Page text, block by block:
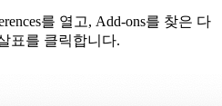
를 열고, Add-ons를 찾은 다
표를 클릭합니다.